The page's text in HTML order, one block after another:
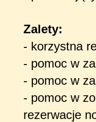
Zalety:
- korzystna
- pomoc w
- pomoc w
- pomoc w
rezerwacje